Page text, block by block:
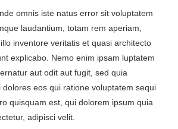
omnis iste natus error sit voluptatem
laudantium, totam rem aperiam,
inventore veritatis et quasi architecto
explicabo. Nemo enim ipsam luptatem
aut odit aut fugit, sed quia
eos qui ratione voluptatem sequi
quisquam est, qui dolorem ipsum quia
adipisci velit.